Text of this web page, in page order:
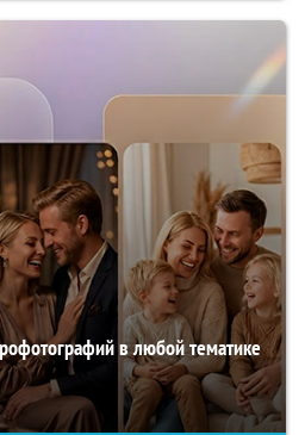
в любой тематике